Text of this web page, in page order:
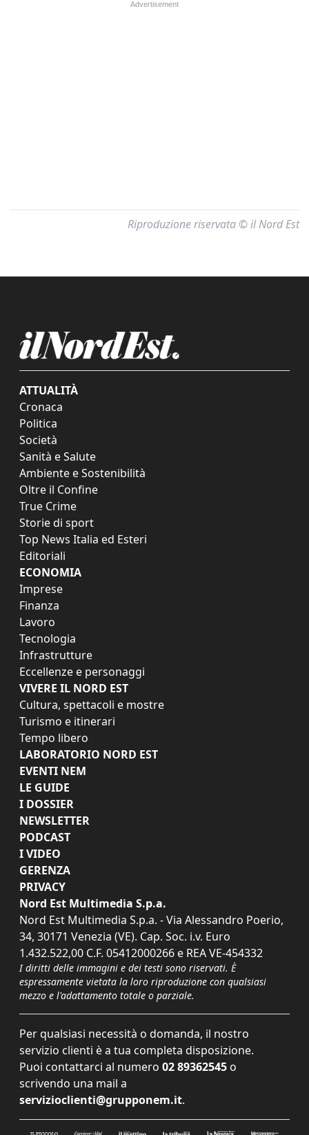
Riproduzione riservata © il Nord Est
ATTUALITÀ
Cronaca
Politica
Società
Sanità e Salute
Ambiente e Sostenibilità
Oltre il Confine
True Crime
Storie di sport
Top News Italia ed Esteri
Editoriali
ECONOMIA
Imprese
Finanza
Lavoro
Tecnologia
Infrastrutture
Eccellenze e personaggi
VIVERE IL NORD EST
Cultura, spettacoli e mostre
Turismo e itinerari
Tempo libero
LABORATORIO NORD EST
EVENTI NEM
LE GUIDE
I DOSSIER
NEWSLETTER
PODCAST
I VIDEO
GERENZA
PRIVACY
Nord Est Multimedia S.p.a.
Nord Est Multimedia S.p.a. - Via Alessandro Poerio,
34, 30171 Venezia (VE). Cap. Soc. i.v. Euro
1.432.522,00 C.F. 05412000266 e REA VE-454332
I diritti delle immagini e dei testi sono riservati. È
espressamente vietata la loro riproduzione con qualsiasi
mezzo e l'adattamento totale o parziale.
Per qualsiasi necessità o domanda, il nostro
servizio clienti è a tua completa disposizione.
Puoi contattarci al numero 02 89362545 o
scrivendo una mail a
servizioclienti@grupponem.it.